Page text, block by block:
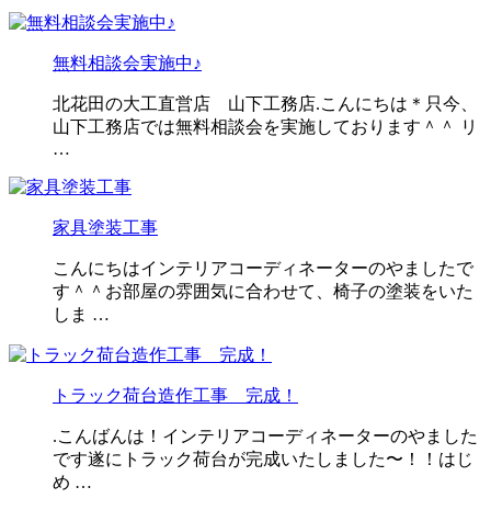
無料相談会実施中♪
北花田の大工直営店 山下工務店.こんにちは＊只今、
山下工務店では無料相談会を実施しております＾＾ リ
…
家具塗装工事
こんにちはインテリアコーディネーターのやましたで
す＾＾お部屋の雰囲気に合わせて、椅子の塗装をいた
しま …
トラック荷台造作工事 完成！
.こんばんは！インテリアコーディネーターのやました
です遂にトラック荷台が完成いたしました〜！！はじ
め …